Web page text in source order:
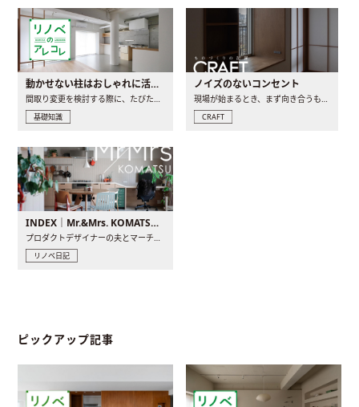
動かせない柱はおしゃれに活用！柱を魅せるリノベーション(リノベ)4選
基礎知識
ノイズのないコンセント
CRAFT
INDEX｜Mr.&Mrs. KOMATSU renovation diary
リノベ日記
ピックアップ記事